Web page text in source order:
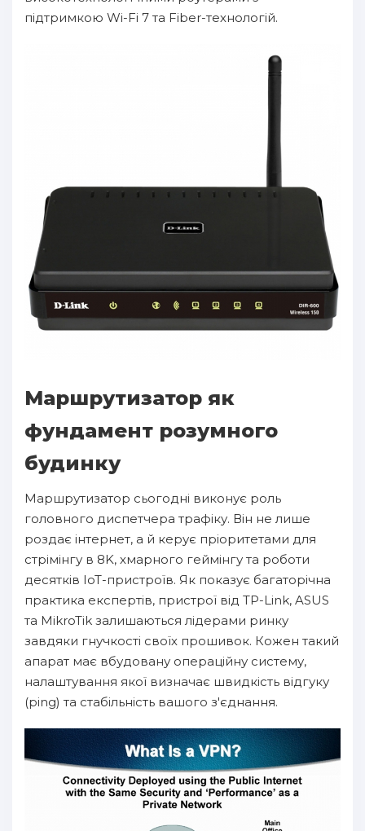
підтримкою Wi-Fi 7 та Fiber-технологій.
Маршрутизатор як
фундамент розумного
будинку
Маршрутизатор сьогодні виконує роль
головного диспетчера трафіку. Він не лише
роздає інтернет, а й керує пріоритетами для
стрімінгу в 8K, хмарного геймінгу та роботи
десятків IoT-пристроїв. Як показує багаторічна
практика експертів, пристрої від TP-Link, ASUS
та MikroTik залишаються лідерами ринку
завдяки гнучкості своїх прошивок. Кожен такий
апарат має вбудовану операційну систему,
налаштування якої визначає швидкість відгуку
(ping) та стабільність вашого з'єднання.